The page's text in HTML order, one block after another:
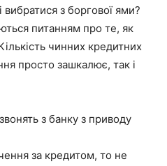
вибратися з боргової ями?
питанням про те, як
чинних кредитних
просто зашкалює, так і
з банку з приводу
за кредитом, то не